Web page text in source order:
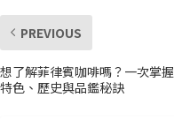
PREVIOUS
想了解菲律賓咖啡嗎？一次掌握
特色、歷史與品鑑秘訣